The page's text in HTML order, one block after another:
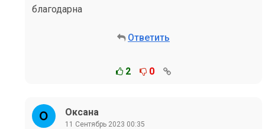
благодарна
Ответить
2 0
Оксана
11 Сентябрь 2023 00:35